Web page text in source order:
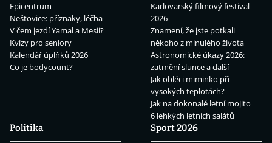
Epicentrum
Neštovice: příznaky, léčba
V čem jezdí Yamal a Mesii?
Kvízy pro seniory
Kalendář úplňků 2026
Co je bodycount?
Karlovarský filmový festival
2026
Znamení, že jste potkali
někoho z minulého života
Astronomické úkazy 2026:
zatmění slunce a další
Jak obléci miminko při
vysokých teplotách?
Jak na dokonalé letní mojito
6 lehkých letních salátů
Politika
Sport 2026